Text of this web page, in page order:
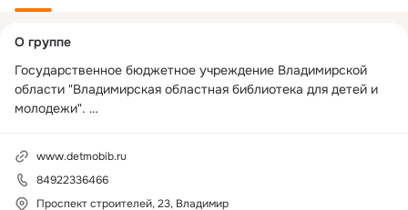
колонка
О группе
Государственное бюджетное учреждение Владимирской
области "Владимирская областная библиотека для детей и
молодежи".
www.detmobib.ru
84922336466
Проспект строителей, 23, Владимир